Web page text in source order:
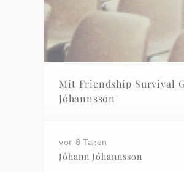
Mit Friendship Survival
Jóhannsson
vor 8 Tagen
Jóhann Jóhannsson